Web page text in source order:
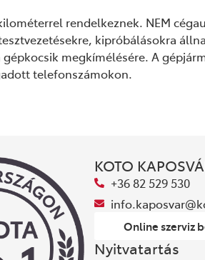
rendelkeznek. NEM
kipróbálásokra
gépkocsik megkímélésére. A
telefonszámokon.
KOTO
+36 82 529 530
Online szerviz
Nyitvatartás